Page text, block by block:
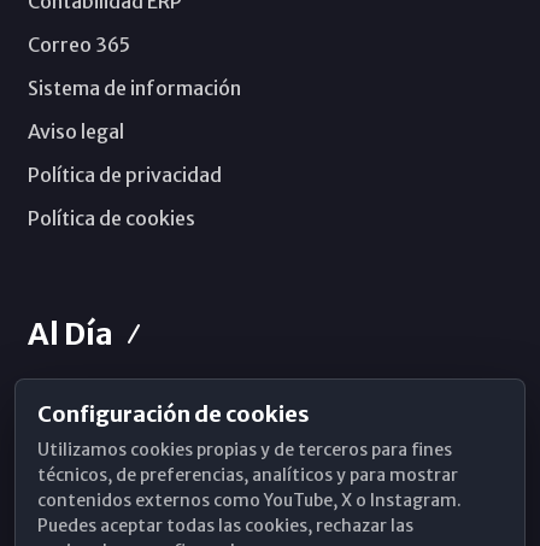
Correo 365
Sistema de información
Aviso legal
Política de privacidad
Política de cookies
Al Día
Horarios de Misa
Hemeroteca
WhatsApp
Configuración de cookies
Utilizamos cookies propias y de terceros para fines
técnicos, de preferencias, analíticos y para mostrar
contenidos externos como YouTube, X o Instagram.
Puedes aceptar todas las cookies, rechazar las